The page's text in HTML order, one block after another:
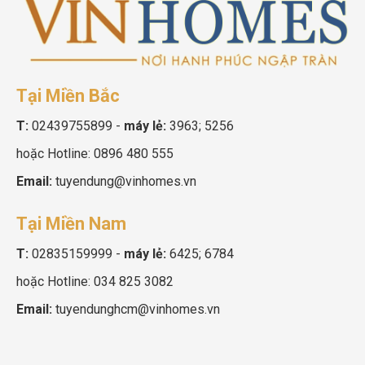
Tại Miền Bắc
T: 02439755899 - máy lẻ: 3963; 5256
hoặc Hotline: 0896 480 555
Email: tuyendung@vinhomes.vn
Tại Miền Nam
T: 02835159999 - máy lẻ: 6425; 6784
hoặc Hotline: 034 825 3082
Email: tuyendunghcm@vinhomes.vn